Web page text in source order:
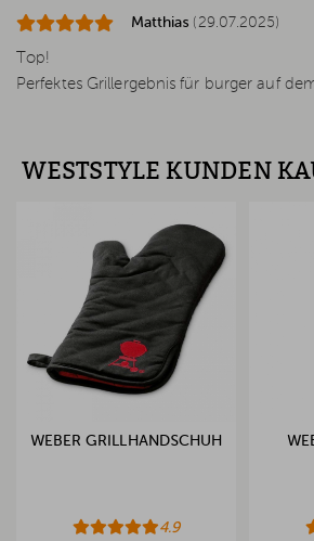
Matthias (29.07.2025)
Top!
Perfektes Grillergebnis für burger auf dem
WESTSTYLE KUNDEN
WEBER GRILLHANDSCHUH
4.9